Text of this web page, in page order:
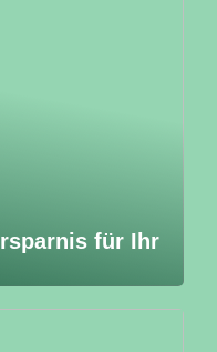
für Ihr